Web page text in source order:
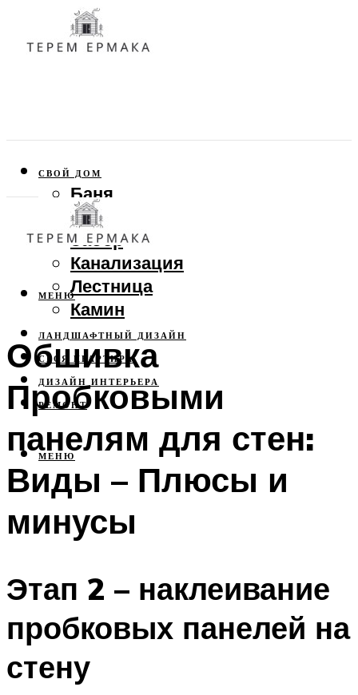
СВОЙ ДОМ
Баня
Веранда
Забор
Канализация
Лестница
Камин
ЛАНДШАФТНЫЙ ДИЗАЙН
СВОЯ КВАРТИРА
ДИЗАЙН ИНТЕРЬЕРА
РЕМОНТ
МЕНЮ
МЕНЮ
Обшивка
Пробковыми
панелям для стен:
Виды – Плюсы и
минусы
Этап 2 – наклеивание
пробковых панелей на
стену